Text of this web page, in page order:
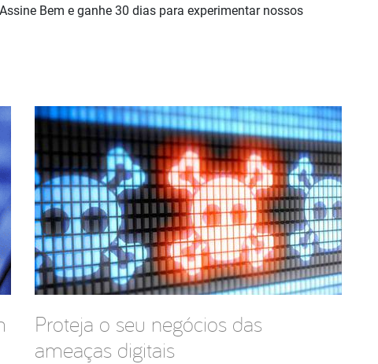
Bem e ganhe 30 dias para experimentar nossos
Proteja o seu negócios das
ameaças digitais